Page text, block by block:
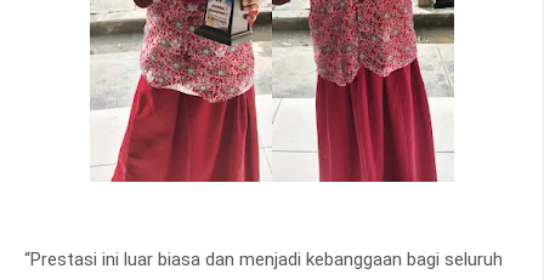
“Prestasi ini luar biasa dan menjadi kebanggaan bagi seluruh